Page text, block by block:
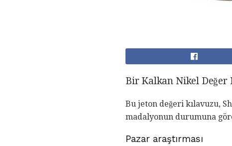
Bir Kalkan Nikel Değer
Bu jeton değeri kılavuzu,
madalyonun durumuna
Pazar araştırması